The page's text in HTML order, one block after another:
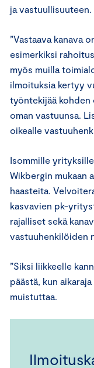
ja vastuullisuuteen.
”Vastaava kanava
esimerkiksi
myös muilla
ilmoituksia kertyy
työntekijää
oman vastuunsa.
oikealle
Isommille
Wikbergin mukaan
haasteita.
kasvavien pk-
rajalliset sekä
vastuuhenkilöiden
”Siksi liikkeelle
päästä, kun
muistuttaa.